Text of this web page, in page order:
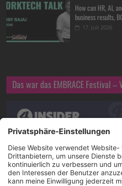
How can HR, AI,
business results,
17. Juli 2026
Das war das EMBRACE Festival